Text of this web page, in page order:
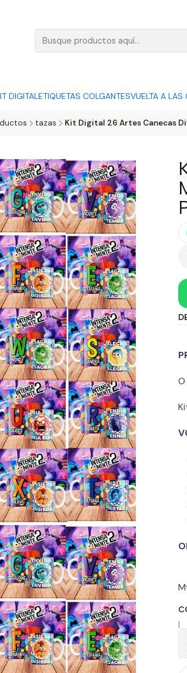
DIGITALETIQUETAS COLGANTESVUELTA A LAS
tazas Kit Digital 26 Artes Canecas
|